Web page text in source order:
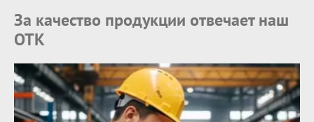
За качество продукции отвечает наш
ОТК